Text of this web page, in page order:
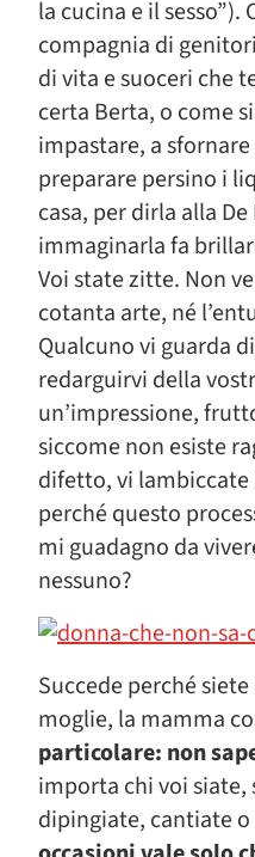
la cucina e il sesso”).
compagnia di
di vita e suoceri che
certa Berta, o come
impastare, a
preparare persino i
casa, per dirla alla
immaginarla fa
Voi state zitte. Non
cotanta arte, né
Qualcuno vi guarda
redarguirvi della
un’impressione,
siccome non esiste
difetto, vi
perché questo
mi guadagno da
nessuno?
Succede perché
moglie, la mamma
particolare: non
importa chi voi
dipingiate, cantiate o